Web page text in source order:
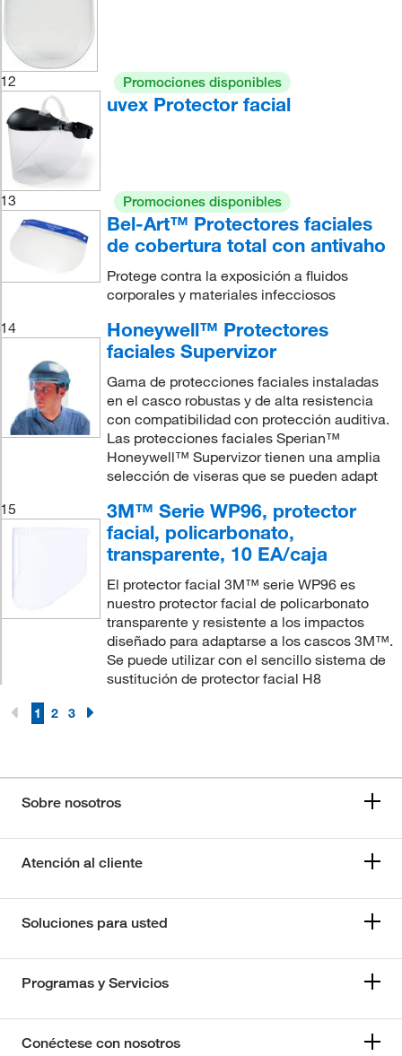
12 Promociones disponibles
uvex Protector facial
13 Promociones disponibles
Bel-Art™ Protectores faciales
de cobertura total con antivaho
Protege contra la exposición a fluidos
corporales y materiales infecciosos
14
Honeywell™ Protectores
faciales Supervizor
Gama de protecciones faciales instaladas
en el casco robustas y de alta resistencia
con compatibilidad con protección auditiva.
Las protecciones faciales Sperian™
Honeywell™ Supervizor tienen una amplia
selección de viseras que se pueden adapt
15
3M™ Serie WP96, protector
facial, policarbonato,
transparente, 10 EA/caja
El protector facial 3M™ serie WP96 es
nuestro protector facial de policarbonato
transparente y resistente a los impactos
diseñado para adaptarse a los cascos 3M™.
Se puede utilizar con el sencillo sistema de
sustitución de protector facial H8
1 2 3
Sobre nosotros
Atención al cliente
Soluciones para usted
Programas y Servicios
Conéctese con nosotros